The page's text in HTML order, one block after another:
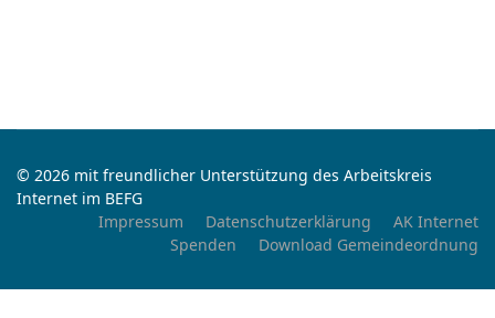
© 2026 mit freundlicher Unterstützung des Arbeitskreis
Internet im BEFG
Impressum
Datenschutzerklärung
AK Internet
Spenden
Download Gemeindeordnung